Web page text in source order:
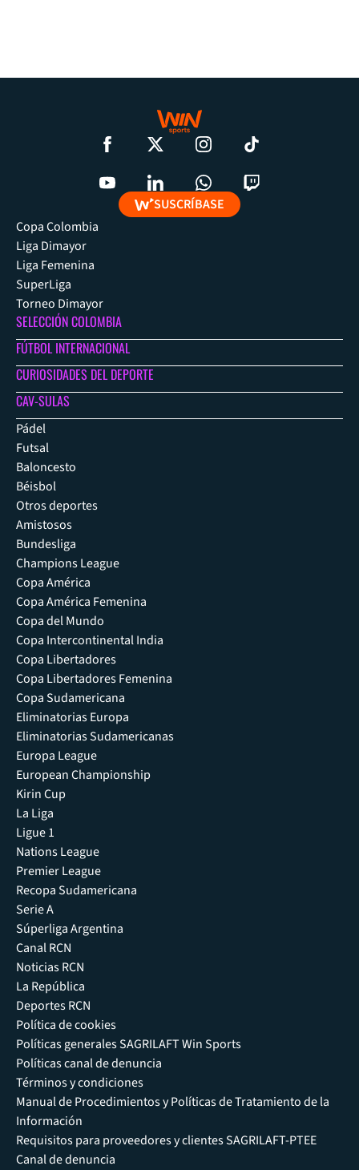
SUSCRÍBASE
Copa Colombia
Liga Dimayor
Liga Femenina
SuperLiga
Torneo Dimayor
SELECCIÓN COLOMBIA
FÚTBOL INTERNACIONAL
CURIOSIDADES DEL DEPORTE
CAV-SULAS
Pádel
Futsal
Baloncesto
Béisbol
Otros deportes
Amistosos
Bundesliga
Champions League
Copa América
Copa América Femenina
Copa del Mundo
Copa Intercontinental India
Copa Libertadores
Copa Libertadores Femenina
Copa Sudamericana
Eliminatorias Europa
Eliminatorias Sudamericanas
Europa League
European Championship
Kirin Cup
La Liga
Ligue 1
Nations League
Premier League
Recopa Sudamericana
Serie A
Súperliga Argentina
Canal RCN
Noticias RCN
La República
Deportes RCN
Política de cookies
Políticas generales SAGRILAFT Win Sports
Políticas canal de denuncia
Términos y condiciones
Manual de Procedimientos y Políticas de Tratamiento de la
Información
Requisitos para proveedores y clientes SAGRILAFT-PTEE
Canal de denuncia